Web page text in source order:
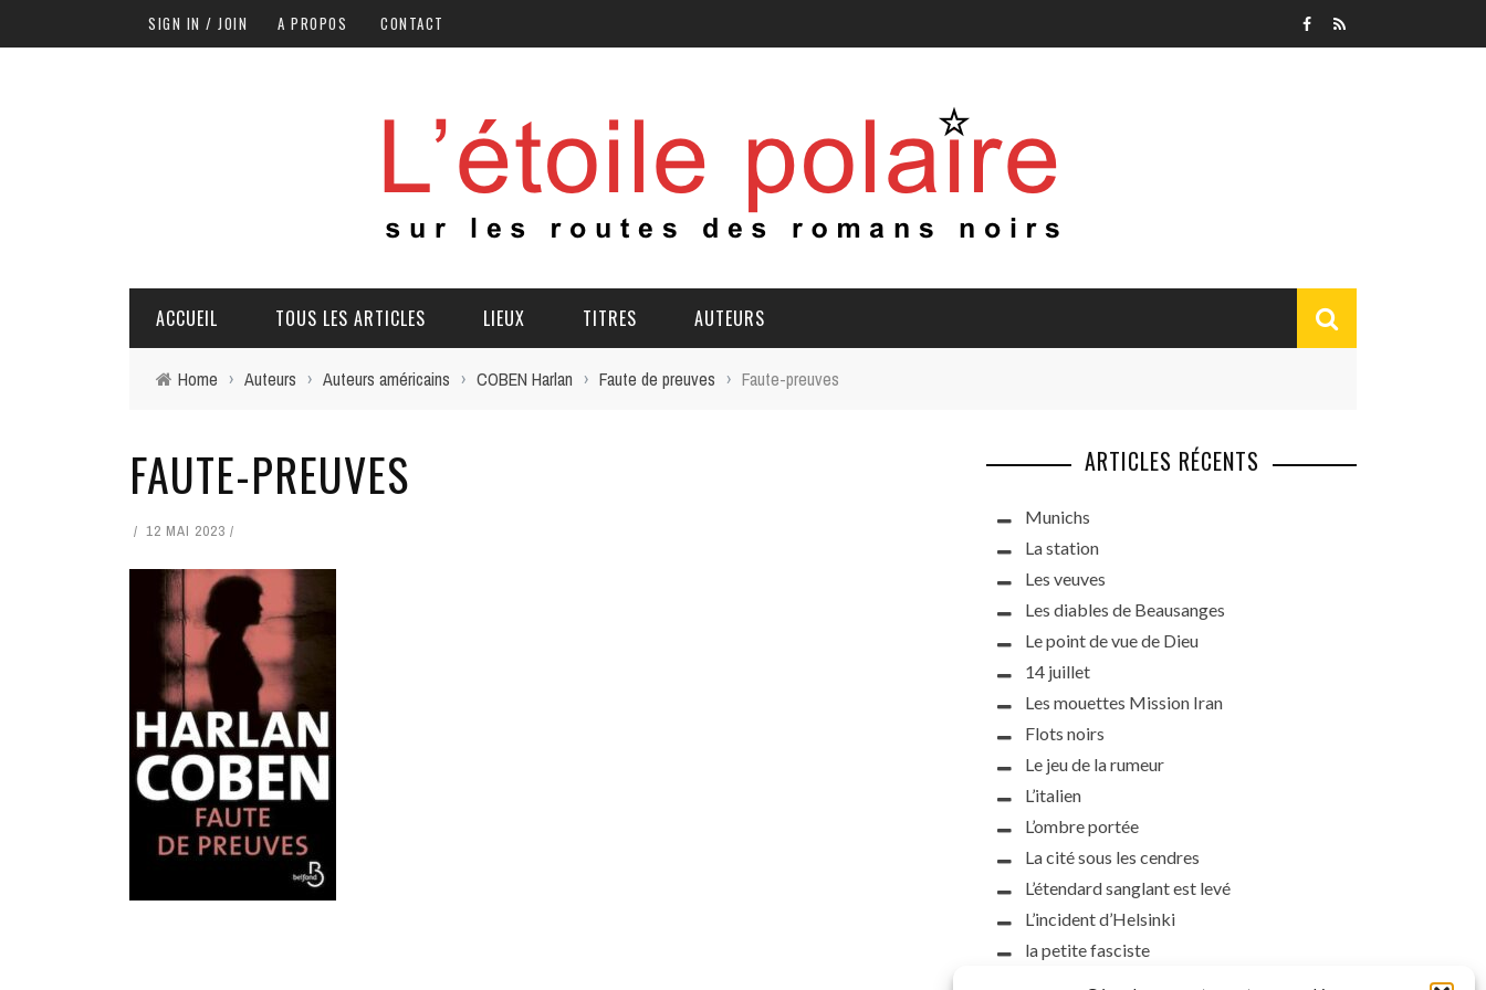
SIGN IN / JOIN A PROPOS CONTACT
ACCUEIL TOUS LES ARTICLES LIEUX TITRES AUTEURS
Home › Auteurs › Auteurs américains › COBEN Harlan › Faute de preuves › Faute-preuves
FAUTE-PREUVES
12 MAI 2023
ARTICLES RÉCENTS
Munichs
La station
Les veuves
Les diables de Beausanges
Le point de vue de Dieu
14 juillet
Les mouettes Mission Iran
Flots noirs
Le jeu de la rumeur
L’italien
L’ombre portée
La cité sous les cendres
L’étendard sanglant est levé
L’incident d’Helsinki
la petite fasciste